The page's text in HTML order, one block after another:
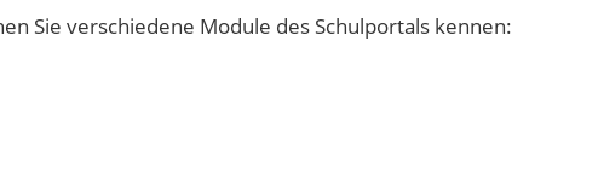
Sie verschiedene Module des Schulportals kennen: